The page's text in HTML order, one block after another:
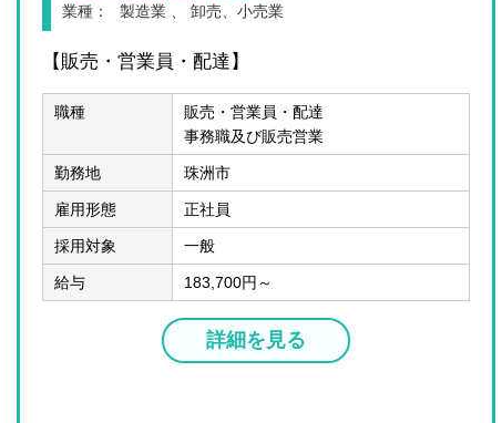
業種： 製造業 、 卸売、小売業
【販売・営業員・配達】
職種
販売・営業員・配達
事務職及び販売営業
勤務地 珠洲市
雇用形態 正社員
採用対象 一般
給与 183,700円～
詳細を見る